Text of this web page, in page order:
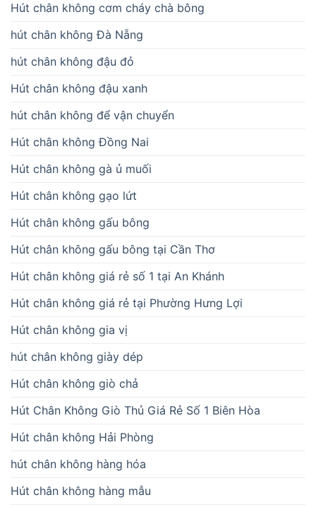
Hút chân không cơm cháy chà bông
hút chân không Đà Nẵng
hút chân không đậu đỏ
Hút chân không đậu xanh
hút chân không để vận chuyển
Hút chân không Đồng Nai
Hút chân không gà ủ muối
Hút chân không gạo lứt
Hút chân không gấu bông
Hút chân không gấu bông tại Cần Thơ
Hút chân không giá rẻ số 1 tại An Khánh
Hút chân không giá rẻ tại Phường Hưng Lợi
Hút chân không gia vị
hút chân không giày dép
Hút chân không giò chả
Hút Chân Không Giò Thủ Giá Rẻ Số 1 Biên Hòa
Hút chân không Hải Phòng
hút chân không hàng hóa
Hút chân không hàng mẫu